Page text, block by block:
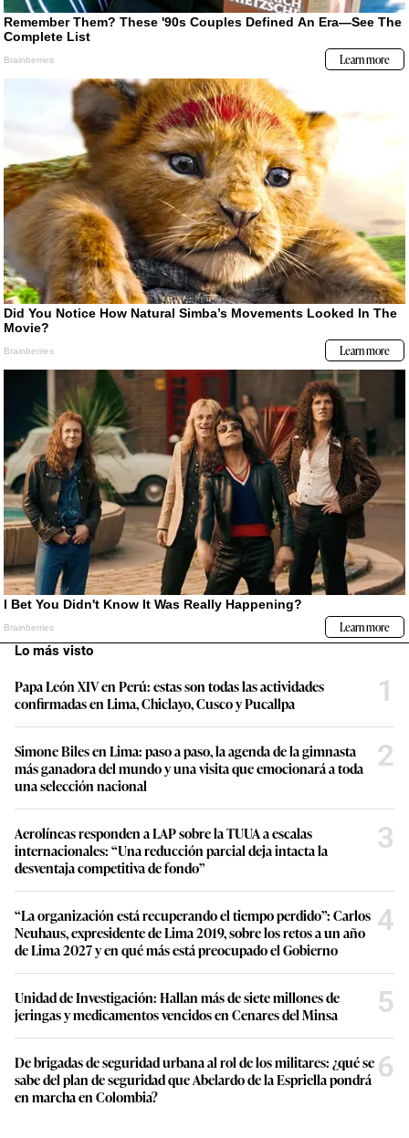
Lo más visto
Papa León XIV en Perú: estas son todas las actividades
confirmadas en Lima, Chiclayo, Cusco y Pucallpa
1
Simone Biles en Lima: paso a paso, la agenda de la gimnasta
más ganadora del mundo y una visita que emocionará a toda
una selección nacional
2
Aerolíneas responden a LAP sobre la TUUA a escalas
internacionales: “Una reducción parcial deja intacta la
desventaja competitiva de fondo”
3
“La organización está recuperando el tiempo perdido”: Carlos
Neuhaus, expresidente de Lima 2019, sobre los retos a un año
de Lima 2027 y en qué más está preocupado el Gobierno
4
Unidad de Investigación: Hallan más de siete millones de
jeringas y medicamentos vencidos en Cenares del Minsa
5
De brigadas de seguridad urbana al rol de los militares: ¿qué se
sabe del plan de seguridad que Abelardo de la Espriella pondrá
en marcha en Colombia?
6